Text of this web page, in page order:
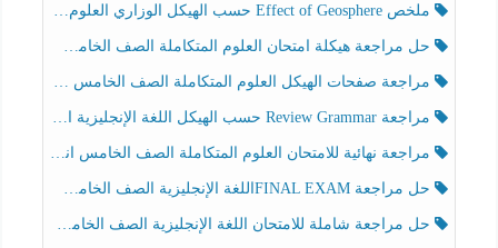
ملخص Effect of Geosphere حسب الهيكل الوزاري العلوم المتكاملة الصف الخامس انسبير الفصل الثالث
حل مراجعة هيكلة امتحان العلوم المتكاملة الصف الخامس عام الفصل الثالث
مراجعة صفحات الهيكل العلوم المتكاملة الصف الخامس انسبير الفصل الثالث
مراجعة Review Grammar حسب الهيكل اللغة الإنجليزية الصف الخامس الفصل الثالث
مراجعة نهائية للامتحان العلوم المتكاملة الصف الخامس انسبير الفصل الثالث
حل مراجعة FINAL EXAMاللغة الإنجليزية الصف الخامس الفصل الثالث
حل مراجعة شاملة للامتحان اللغة الإنجليزية الصف الخامس الفصل الثالث